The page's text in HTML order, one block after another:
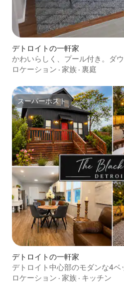
デトロイトの一軒家
かわいらしく、プール付き。ダウ
ロケーション · 家族 · 裏庭
スーパーホスト
スーパーホスト
デトロイトの一軒家
デトロイト中心部のモダンな4ベ
焚き火台
ロケーション · 家族 · キッチン